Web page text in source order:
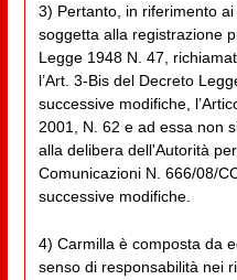
3) Pertanto, in riferimento
soggetta alla registrazione
Legge 1948 N. 47,
l’Art. 3-Bis del Decreto
successive modifiche,
2001, N. 62 e ad essa non
alla delibera dell'Autorità
Comunicazioni N. 666/08/
successive modifiche.
4) Carmilla è composta da
senso di responsabilità nei